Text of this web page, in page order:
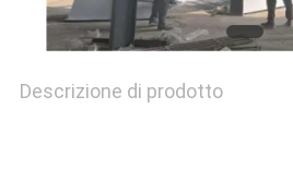
NORME
Descrizione di prodotto